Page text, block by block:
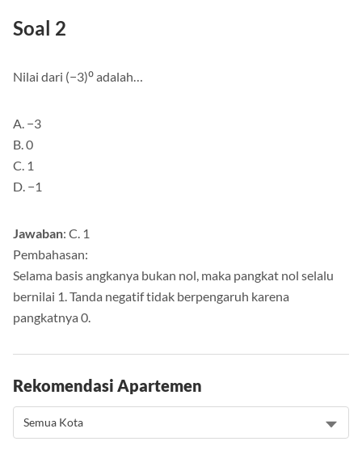
Soal 2
Nilai dari (−3)⁰ adalah…
A. −3
B. 0
C. 1
D. −1
Jawaban: C. 1
Pembahasan:
Selama basis angkanya bukan nol, maka pangkat nol selalu
bernilai 1. Tanda negatif tidak berpengaruh karena
pangkatnya 0.
Rekomendasi Apartemen